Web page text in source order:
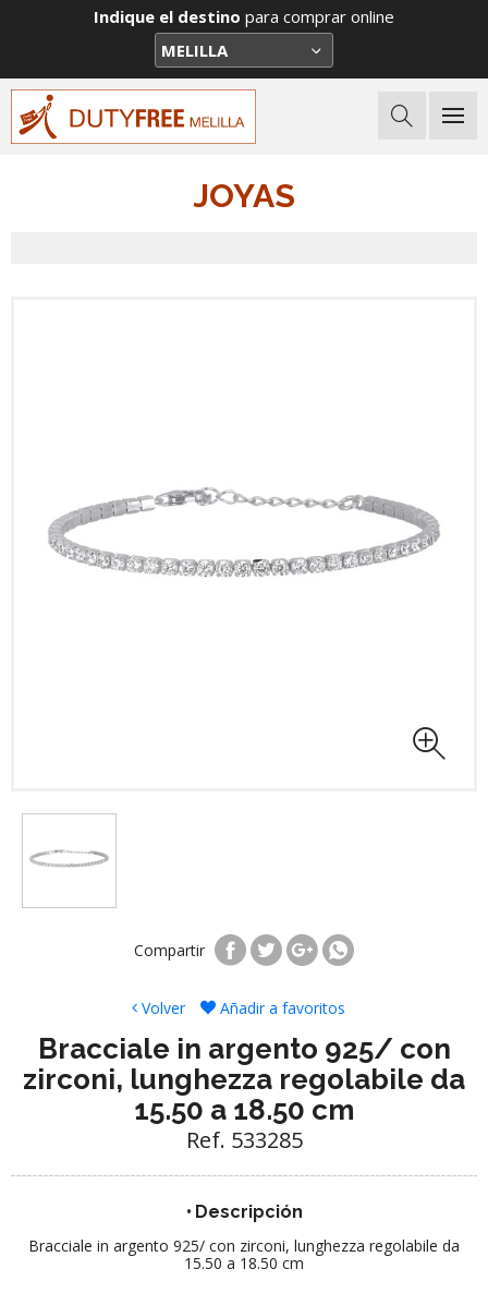
Indique el destino para comprar online
JOYAS
Compartir
Volver Añadir a favoritos
Bracciale in argento 925/ con
zirconi, lunghezza regolabile da
15.50 a 18.50 cm
Ref. 533285
Descripción
Bracciale in argento 925/ con zirconi, lunghezza regolabile da
15.50 a 18.50 cm